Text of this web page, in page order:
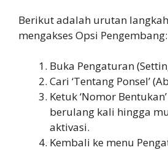
Berikut adalah urutan
mengakses Opsi Pengembang:
Buka Pengaturan
Cari ‘Tentang Ponsel’
Ketuk ‘Nomor
berulang kali hingga
aktivasi.
Kembali ke menu